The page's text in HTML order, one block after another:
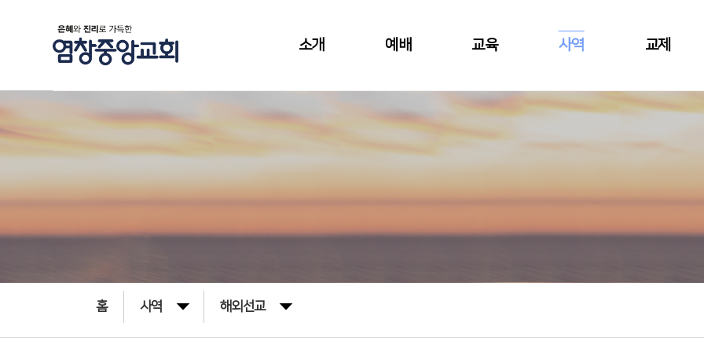
소개 예배 교육 사역 교제
홈 사역 해외선교